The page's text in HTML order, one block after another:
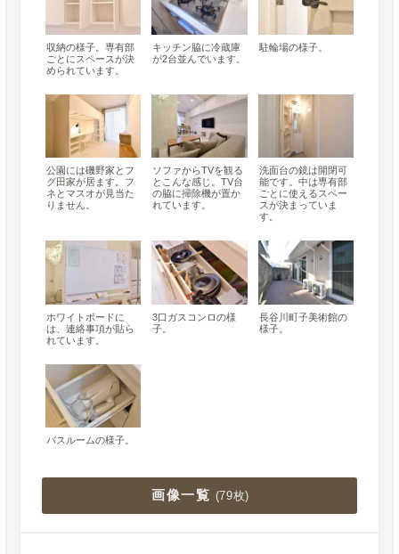
収納の様子。専有部
ごとにスペースが決
められています。
キッチン脇に冷蔵庫
が2台並んでいます。
駐輪場の様子。
公園には磯野家とフ
グ田家が居ます。フ
ネとマスオが見当た
りません。
ソファからTVを観る
とこんな感じ。TV台
の脇に掃除機が置か
れています。
洗面台の鏡は開閉可
能です。中は専有部
ごとに使えるスペー
スが決まっていま
す。
ホワイトボードに
は、連絡事項が貼ら
れています。
3口ガスコンロの様
子。
長谷川町子美術館の
様子。
バスルームの様子。
画像一覧 (79枚)